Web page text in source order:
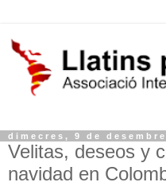
dimecres, 9 de
Velitas, deseos y
navidad en